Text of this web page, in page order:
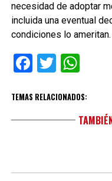
necesidad de adoptar
incluida una eventual
condiciones lo ameritan.
Facebook
Twitter
TEMAS RELACIONADOS: